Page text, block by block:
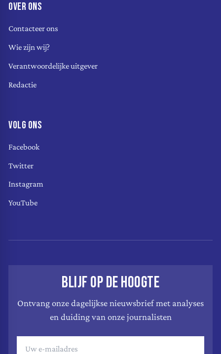
OVER ONS
Contacteer ons
Wie zijn wij?
Verantwoordelijke uitgever
Redactie
VOLG ONS
Facebook
Twitter
Instagram
YouTube
BLIJF OP DE HOOGTE
Ontvang onze dagelijkse nieuwsbrief met analyses
en duiding van onze journalisten